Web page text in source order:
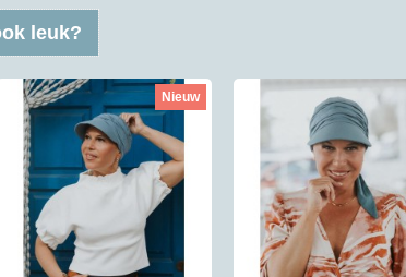
via dat antwoordnummer maar niet altijd; lees hierna hoe dat
worden of voor doosjes. Hiervoor berekenen wij de helft aan
wel helemaal. Zo betalen wij voor iedere klant die een
leuk?
Nieuw